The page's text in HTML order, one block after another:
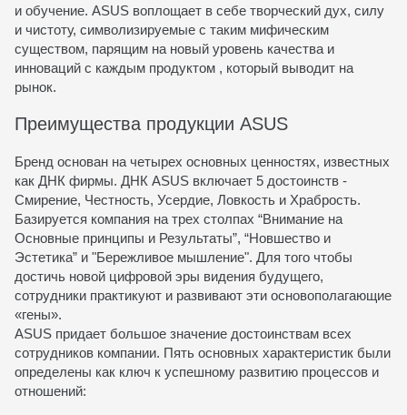
и обучение. ASUS воплощает в себе творческий дух, силу
и чистоту, символизируемые с таким мифическим
существом, парящим на новый уровень качества и
инноваций с каждым продуктом , который выводит на
рынок.
Преимущества продукции ASUS
Бренд основан на четырех основных ценностях, известных
как ДНК фирмы. ДНК ASUS включает 5 достоинств -
Смирение, Честность, Усердие, Ловкость и Храбрость.
Базируется компания на трех столпах “Внимание на
Основные принципы и Результаты”, “Новшество и
Эстетика” и "Бережливое мышление". Для того чтобы
достичь новой цифровой эры видения будущего,
сотрудники практикуют и развивают эти основополагающие
«гены».
ASUS придает большое значение достоинствам всех
сотрудников компании. Пять основных характеристик были
определены как ключ к успешному развитию процессов и
отношений: